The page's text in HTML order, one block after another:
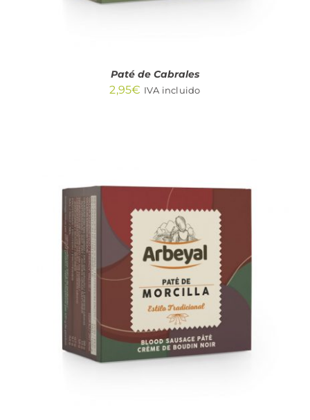
Paté de Cabrales
2,95€ IVA incluido
AÑADIR AL CARRITO
DETALLES